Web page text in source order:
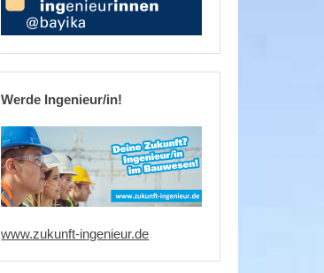
Werde Ingenieur/in!
www.zukunft-ingenieur.de